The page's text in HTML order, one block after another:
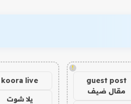
!
guest post
مقال ضيف
koora live
يلا شوت